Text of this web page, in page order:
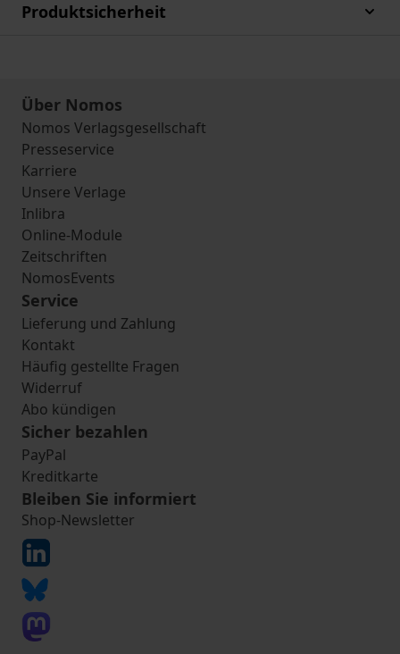
Produktsicherheit
Über Nomos
Nomos Verlagsgesellschaft
Presseservice
Karriere
Unsere Verlage
Inlibra
Online-Module
Zeitschriften
NomosEvents
Service
Lieferung und Zahlung
Kontakt
Häufig gestellte Fragen
Widerruf
Abo kündigen
Sicher bezahlen
PayPal
Kreditkarte
Bleiben Sie informiert
Shop-Newsletter